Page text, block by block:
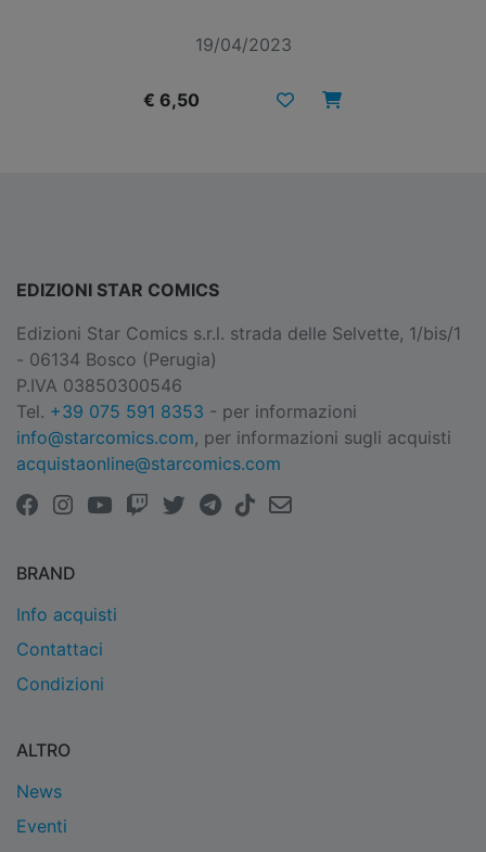
19/04/2023
€ 6,50
EDIZIONI STAR COMICS
Edizioni Star Comics s.r.l. strada delle Selvette, 1/bis/1
- 06134 Bosco (Perugia)
P.IVA 03850300546
Tel. +39 075 591 8353 - per informazioni
info@starcomics.com, per informazioni sugli acquisti
acquistaonline@starcomics.com
BRAND
Info acquisti
Contattaci
Condizioni
ALTRO
News
Eventi